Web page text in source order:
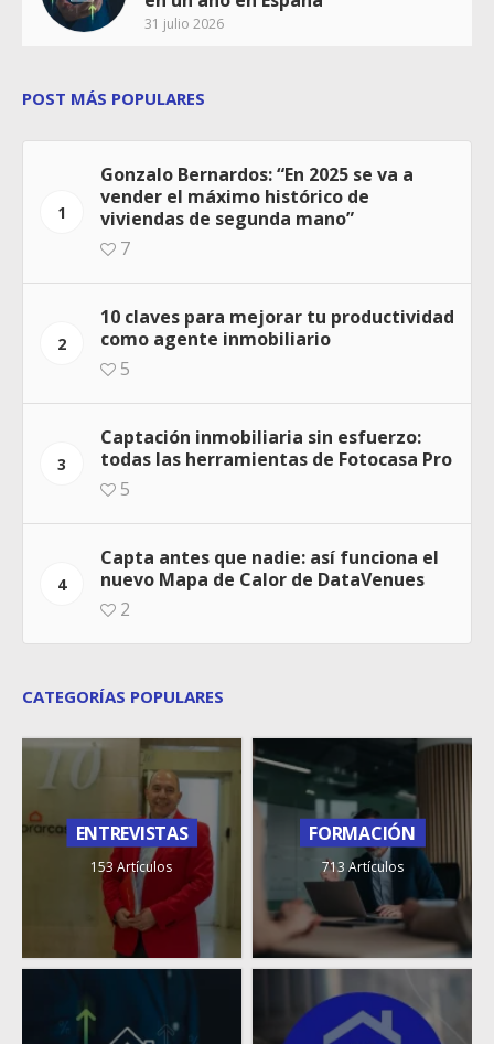
31 julio 2026
POST MÁS POPULARES
1
Gonzalo Bernardos: “En 2025 se va a
vender el máximo histórico de
viviendas de segunda mano”
7
2
10 claves para mejorar tu productividad
como agente inmobiliario
5
3
Captación inmobiliaria sin esfuerzo:
todas las herramientas de Fotocasa Pro
5
4
Capta antes que nadie: así funciona el
nuevo Mapa de Calor de DataVenues
2
CATEGORÍAS POPULARES
ENTREVISTAS
153 Artículos
FORMACIÓN
713 Artículos